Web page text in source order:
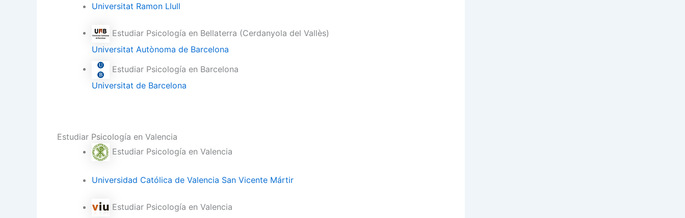
Universitat Ramon Llull
Estudiar Psicología en Bellaterra (Cerdanyola del Vallès)
Universitat Autònoma de Barcelona
Estudiar Psicología en Barcelona
Universitat de Barcelona
Estudiar Psicología en Valencia
Estudiar Psicología en Valencia
Universidad Católica de Valencia San Vicente Mártir
Estudiar Psicología en Valencia